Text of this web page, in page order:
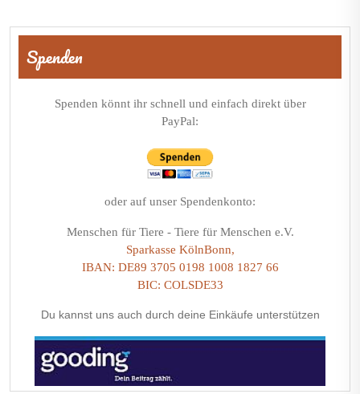
Beitragsnavigation
Spenden
Spenden könnt ihr schnell und einfach direkt über
PayPal:
oder auf unser Spendenkonto:
Menschen für Tiere - Tiere für Menschen e.V.
Sparkasse KölnBonn,
IBAN: DE89 3705 0198 1008 1827 66
BIC: COLSDE33
Du kannst uns auch durch deine Einkäufe unterstützen